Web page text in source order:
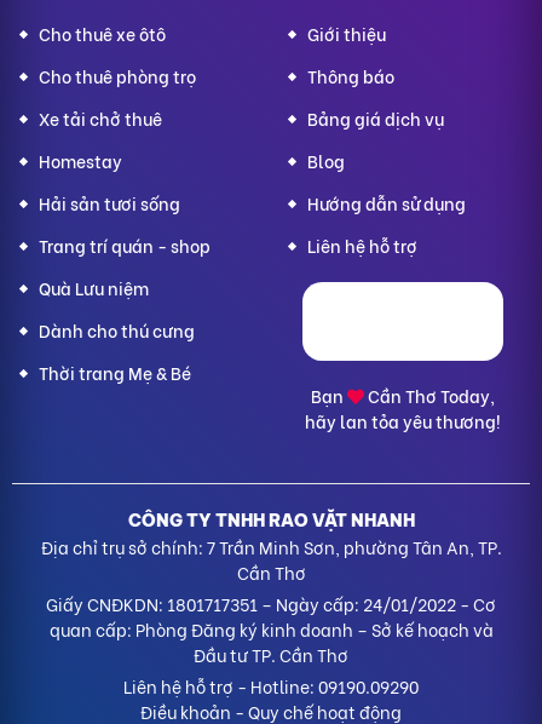
Cho thuê xe ôtô
Cho thuê phòng trọ
Xe tải chở thuê
Homestay
Hải sản tươi sống
Trang trí quán - shop
Quà Lưu niệm
Dành cho thú cưng
Thời trang Mẹ & Bé
Giới thiệu
Thông báo
Bảng giá dịch vụ
Blog
Hướng dẫn sử dụng
Liên hệ hỗ trợ
Bạn
Cần Thơ Today,
hãy lan tỏa yêu thương!
CÔNG TY TNHH RAO VẶT NHANH
Địa chỉ trụ sở chính: 7 Trần Minh Sơn, phường Tân An, TP.
Cần Thơ
Giấy CNĐKDN: 1801717351 – Ngày cấp: 24/01/2022 - Cơ
quan cấp: Phòng Đăng ký kinh doanh – Sở kế hoạch và
Đầu tư TP. Cần Thơ
Liên hệ hỗ trợ - Hotline:09190.09290
Điều khoản -Quy chế hoạt động